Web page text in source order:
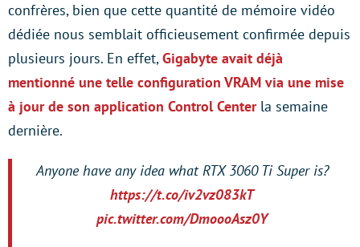
confrères, bien que cette quantité de mémoire vidéo
dédiée nous semblait officieusement confirmée depuis
plusieurs jours. En effet,Gigabyte avait déjà
mentionné une telle configuration VRAM via une mise
à jour de son application Control Centerla semaine
dernière.
Anyone have any idea what RTX 3060 Ti Super is?
https://t.co/iv2vz083kT
pic.twitter.com/DmoooAsz0Y